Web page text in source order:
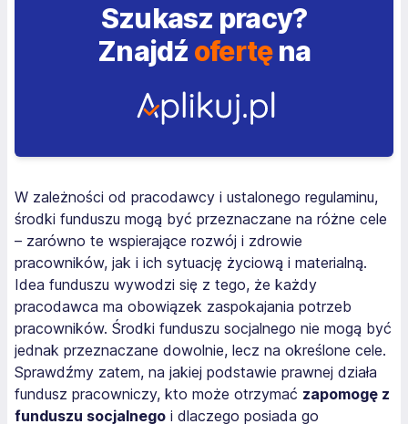
Szukasz pracy?
Znajdź ofertęna
W zależności od pracodawcy i ustalonego regulaminu,
środki funduszu mogą być przeznaczane na różne cele
– zarówno te wspierające rozwój i zdrowie
pracowników, jak i ich sytuację życiową i materialną.
Idea funduszu wywodzi się z tego, że każdy
pracodawca ma obowiązek zaspokajania potrzeb
pracowników. Środki funduszu socjalnego nie mogą być
jednak przeznaczane dowolnie, lecz na określone cele.
Sprawdźmy zatem, na jakiej podstawie prawnej działa
fundusz pracowniczy, kto może otrzymać zapomogę z
funduszu socjalnego i dlaczego posiada go